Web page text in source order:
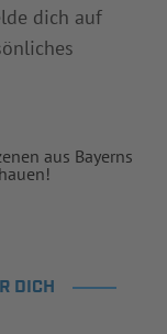
dich auf
aus Bayerns
DICH